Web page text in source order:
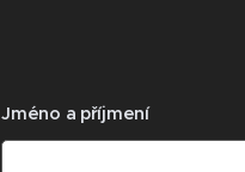
Jméno a příjmení